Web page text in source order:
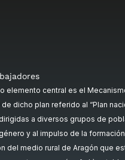
elemento central es el
dicho plan referido al “Plan
a diversos grupos de
y al impulso de la
medio rural de Aragón que